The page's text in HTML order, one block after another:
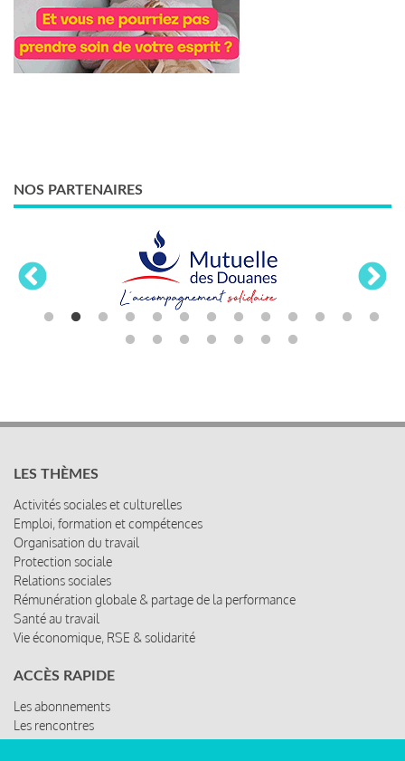
NOS PARTENAIRES
LES THÈMES
Activités sociales et culturelles
Emploi, formation et compétences
Organisation du travail
Protection sociale
Relations sociales
Rémunération globale & partage de la performance
Santé au travail
Vie économique, RSE & solidarité
ACCÈS RAPIDE
Les abonnements
Les rencontres
Les ressources